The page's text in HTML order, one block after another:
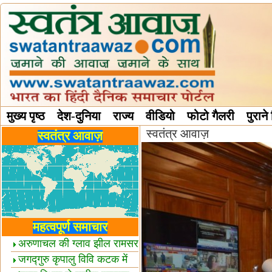
मुख्य पृष्ठ देश-दुनिया राज्य वीडियो फोटो गैलरी
विविध स्तंभस्वतंत्र आवाज़
महत्वपूर्ण समाचार
अरुणाचल की ग्लाव झील रामसर
स्थल घोषित
जगद्गुरु कृपालु विवि कटक में
स्वतंत्र आवाज़